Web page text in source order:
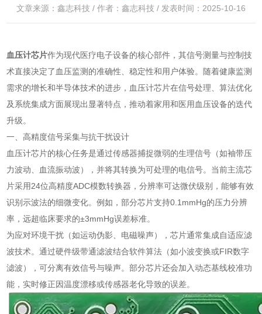
文章来源：鑫志科技 / 作者：鑫志科技 / 发表时间：2025-10-16
血压计芯片作为现代医疗电子设备的核心部件，其信号测量与控制技
术直接决定了血压监测的准确性、稳定性和用户体验。随着健康监测
需求的增长和半导体技术的进步，血压计芯片在信号处理、算法优化
及系统集成方面展现出显著特点，推动着家用和医用血压设备的迭代
升级。
一、高精度信号采集与抗干扰设计
血压计芯片的核心任务是通过传感器捕捉微弱的生理信号（如袖带压
力波动、血流振动波），并将其转换为可处理的电信号。当前主流芯
片采用24位高精度ADC模数转换器，分辨率可达微伏级别，能够有效
识别示波法的细微变化。例如，部分芯片支持0.1mmHg的压力分辨
率，远超临床要求的±3mmHg误差标准。
为应对环境干扰（如运动伪影、电磁噪声），芯片通常集成自适应滤
波技术。通过硬件级带通滤波结合软件算法（如小波变换或FIR数字
滤波），可分离有效信号与噪声。部分芯片还会加入动态基线校准功
能，实时修正因温度漂移或传感器老化导致的误差。